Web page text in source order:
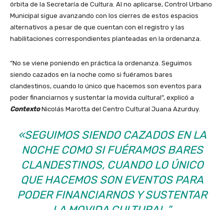
órbita de la Secretaría de Cultura. Al no aplicarse, Control Urbano
Municipal sigue avanzando con los cierres de estos espacios
alternativos a pesar de que cuentan con el registro y las
habilitaciones correspondientes planteadas en la ordenanza.
“No se viene poniendo en práctica la ordenanza. Seguimos
siendo cazados en la noche como si fuéramos bares
clandestinos, cuando lo único que hacemos son eventos para
poder financiarnos y sustentar la movida cultural”, explicó a
ContextoNicolás Marotta del Centro Cultural Juana Azurduy.
«SEGUIMOS SIENDO CAZADOS EN LA
NOCHE COMO SI FUÉRAMOS BARES
CLANDESTINOS, CUANDO LO ÚNICO
QUE HACEMOS SON EVENTOS PARA
PODER FINANCIARNOS Y SUSTENTAR